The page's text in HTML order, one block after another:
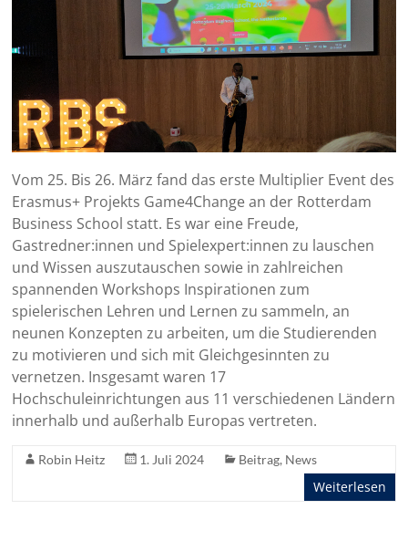
Vom 25. Bis 26. März fand das erste Multiplier Event des
Erasmus+ Projekts Game4Change an der Rotterdam
Business School statt. Es war eine Freude,
Gastredner:innen und Spielexpert:innen zu lauschen
und Wissen auszutauschen sowie in zahlreichen
spannenden Workshops Inspirationen zum
spielerischen Lehren und Lernen zu sammeln, an
neunen Konzepten zu arbeiten, um die Studierenden
zu motivieren und sich mit Gleichgesinnten zu
vernetzen. Insgesamt waren 17
Hochschuleinrichtungen aus 11 verschiedenen Ländern
innerhalb und außerhalb Europas vertreten.
Robin Heitz 1. Juli 2024 Beitrag, News
Weiterlesen